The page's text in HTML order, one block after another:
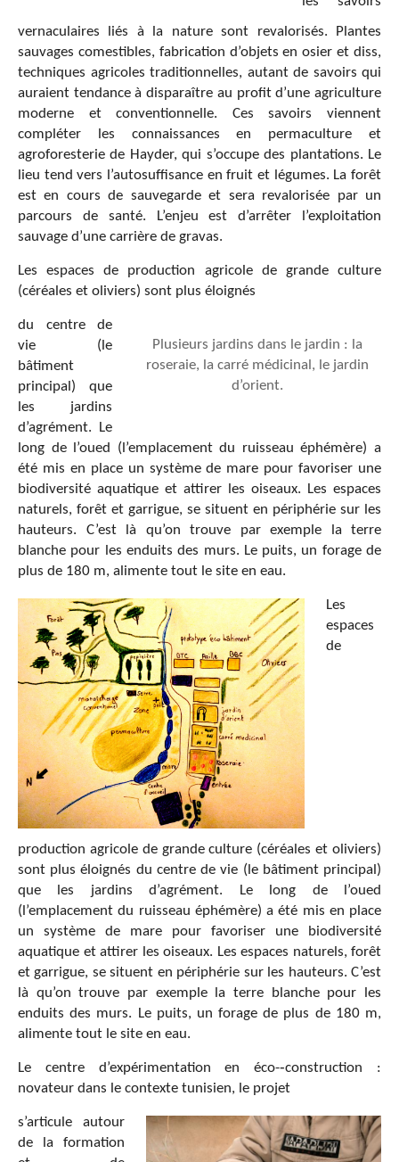
vernaculaires liés à la nature sont revalorisés. Plantes
sauvages comestibles, fabrication d’objets en osier et diss,
techniques agricoles traditionnelles, autant de savoirs qui
auraient tendance à disparaître au profit d’une agriculture
moderne et conventionnelle. Ces savoirs viennent
compléter les connaissances en permaculture et
agroforesterie de Hayder, qui s’occupe des plantations. Le
lieu tend vers l’autosuffisance en fruit et légumes. La forêt
est en cours de sauvegarde et sera revalorisée par un
parcours de santé. L’enjeu est d’arrêter l’exploitation
sauvage d’une carrière de gravas.
Les espaces de production agricole de grande culture
(céréales et oliviers) sont plus éloignés
Plusieurs jardins dans le jardin : la
roseraie, la carré médicinal, le jardin
d’orient.
du centre de
vie (le
bâtiment
principal) que
les jardins
d’agrément. Le
long de l’oued (l’emplacement du ruisseau éphémère) a
été mis en place un système de mare pour favoriser une
biodiversité aquatique et attirer les oiseaux. Les espaces
naturels, forêt et garrigue, se situent en périphérie sur les
hauteurs. C’est là qu’on trouve par exemple la terre
blanche pour les enduits des murs. Le puits, un forage de
plus de 180 m, alimente tout le site en eau.
Les
espaces
de
production agricole de grande culture (céréales et oliviers)
sont plus éloignés du centre de vie (le bâtiment principal)
que les jardins d’agrément. Le long de l’oued
(l’emplacement du ruisseau éphémère) a été mis en place
un système de mare pour favoriser une biodiversité
aquatique et attirer les oiseaux. Les espaces naturels, forêt
et garrigue, se situent en périphérie sur les hauteurs. C’est
là qu’on trouve par exemple la terre blanche pour les
enduits des murs. Le puits, un forage de plus de 180 m,
alimente tout le site en eau.
Le centre d’expérimentation en éco-­‐construction :
novateur dans le contexte tunisien, le projet
s’articule autour
de la formation